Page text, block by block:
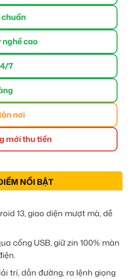
cao
7
nơi
mới thu tiền
NỔI BẬT
13, giao diện mượt mà, dễ
cổng USB, giữ zin 100% màn
trí, dẫn đường, ra lệnh giọng